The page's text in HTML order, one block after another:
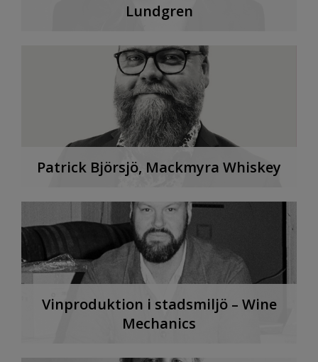
Lundgren
Patrick Björsjö, Mackmyra Whiskey
Vinproduktion i stadsmiljö – Wine
Mechanics